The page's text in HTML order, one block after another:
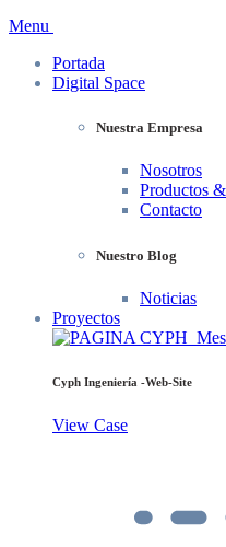
Menu
Portada
Digital Space
Nuestra Empresa
Nosotros
Productos
Contacto
Nuestro Blog
Noticias
Proyectos
Cyph Ingeniería -Web-Site
View Case